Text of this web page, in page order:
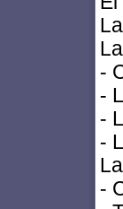
-
-
-
-
-